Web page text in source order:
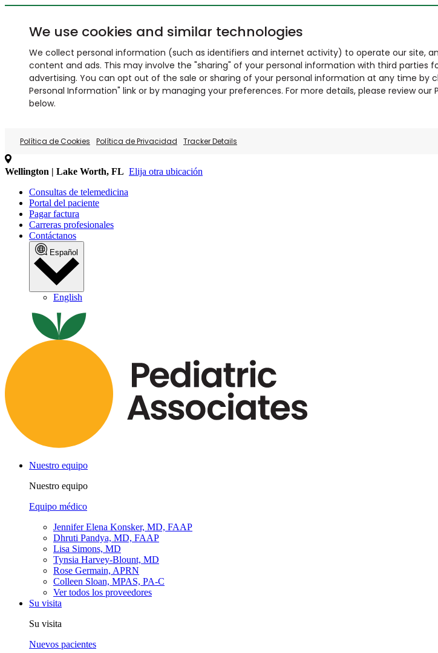
We use cookies and similar technologies
We collect personal information (such as identifiers and internet activity) to operate our site,
content and ads. This may involve the "sharing" of your personal information with third parties
advertising. You can opt out of the sale or sharing of your personal information at any time by
Personal Information" link or by managing your preferences. For more details, please review our
below.
Política de Cookies Política de Privacidad Tracker Details
Wellington | Lake Worth, FL Elija otra ubicación
Consultas de telemedicina
Portal del paciente
Pagar factura
Carreras profesionales
Contáctanos
Español
English
Nuestro equipo
Nuestro equipo
Equipo médico
Jennifer Elena Konsker, MD, FAAP
Dhruti Pandya, MD, FAAP
Lisa Simons, MD
Tynsia Harvey-Blount, MD
Rose Germain, APRN
Colleen Sloan, MPAS, PA-C
Ver todos los proveedores
Su visita
Su visita
Nuevos pacientes